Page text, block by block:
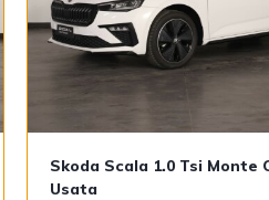
Skoda Scala 1.0 Tsi Monte
Usata